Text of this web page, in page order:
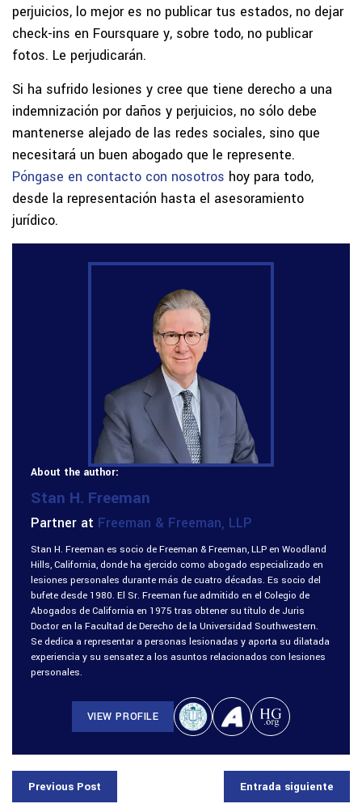
perjuicios, lo mejor es no publicar tus estados, no dejar
check-ins en Foursquare y, sobre todo, no publicar
fotos. Le perjudicarán.
Si ha sufrido lesiones y cree que tiene derecho a una
indemnización por daños y perjuicios, no sólo debe
mantenerse alejado de las redes sociales, sino que
necesitará un buen abogado que le represente.
Póngase en contacto con nosotros hoy para todo,
desde la representación hasta el asesoramiento
jurídico.
About the author:
Stan H. Freeman
Partner at Freeman & Freeman, LLP
Stan H. Freeman es socio de Freeman & Freeman, LLP en Woodland
Hills, California, donde ha ejercido como abogado especializado en
lesiones personales durante más de cuatro décadas. Es socio del
bufete desde 1980. El Sr. Freeman fue admitido en el Colegio de
Abogados de California en 1975 tras obtener su título de Juris
Doctor en la Facultad de Derecho de la Universidad Southwestern.
Se dedica a representar a personas lesionadas y aporta su dilatada
experiencia y su sensatez a los asuntos relacionados con lesiones
personales.
VIEW PROFILE
Previous Post Entrada siguiente